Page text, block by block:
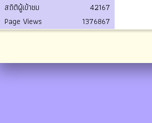
สถิติผู้เข้าชม
42167
Page Views
1376867